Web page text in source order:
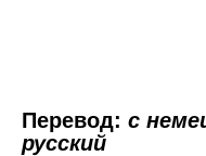
Перевод: с
русский